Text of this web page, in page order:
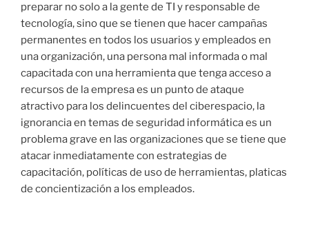
preparar no solo a la gente de TI y responsable de
tecnología, sino que se tienen que hacer campañas
permanentes en todos los usuarios y empleados en
una organización, una persona mal informada o mal
capacitada con una herramienta que tenga acceso a
recursos de la empresa es un punto de ataque
atractivo para los delincuentes del ciberespacio, la
ignorancia en temas de seguridad informática es un
problema grave en las organizaciones que se tiene que
atacar inmediatamente con estrategias de
capacitación, políticas de uso de herramientas, platicas
de concientización a los empleados.